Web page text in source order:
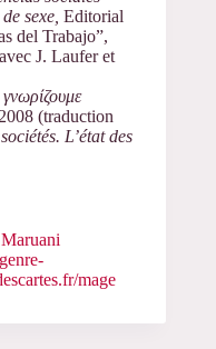
sexe, Editorial
del Trabajo”,
J. Laufer et
(traduction
L’état des
mage